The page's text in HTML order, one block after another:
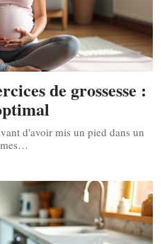
de grossesse :
d'avoir mis un pied dans un
…